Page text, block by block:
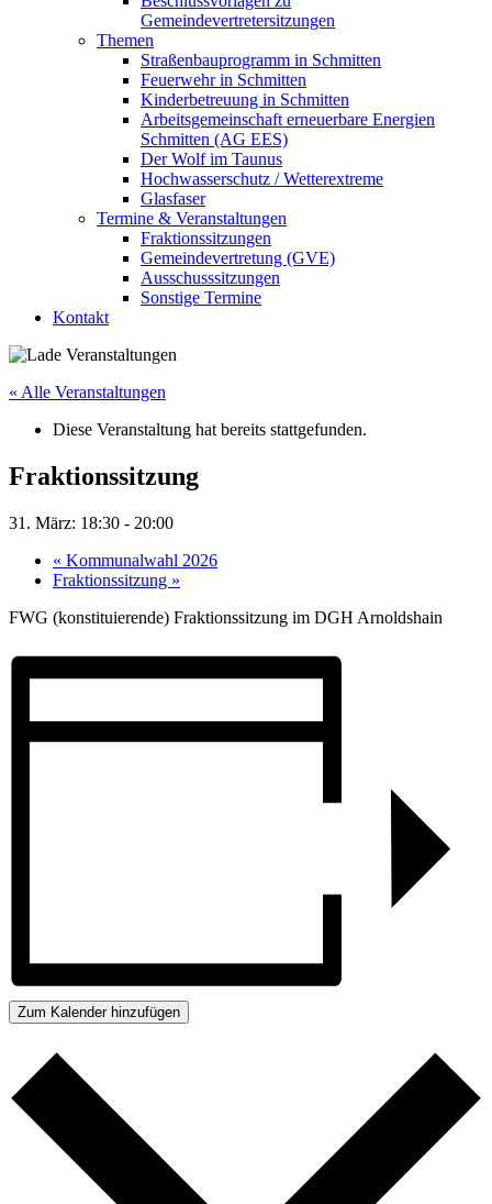
Gemeindevertretersitzungen
Themen
Straßenbauprogramm in Schmitten
Feuerwehr in Schmitten
Kinderbetreuung in Schmitten
Arbeitsgemeinschaft erneuerbare Energien
Schmitten (AG EES)
Der Wolf im Taunus
Hochwasserschutz / Wetterextreme
Glasfaser
Termine & Veranstaltungen
Fraktionssitzungen
Gemeindevertretung (GVE)
Ausschusssitzungen
Sonstige Termine
Kontakt
« Alle Veranstaltungen
Diese Veranstaltung hat bereits stattgefunden.
Fraktionssitzung
31. März: 18:30 - 20:00
« Kommunalwahl 2026
Fraktionssitzung »
FWG (konstituierende) Fraktionssitzung im DGH Arnoldshain
Zum Kalender hinzufügen